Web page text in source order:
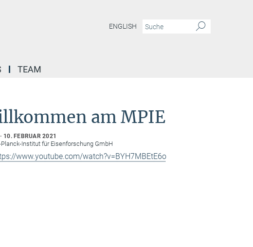
ENGLISH
TEAM
am MPIE
10. FEBRUAR 2021
Institut für Eisenforschung GmbH
www.youtube.com/watch?v=BYH7MBEtE6o